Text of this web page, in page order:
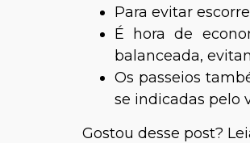
Para evitar
É hora de
balanceada,
Os passeios
se indicadas pelo
Gostou desse post?